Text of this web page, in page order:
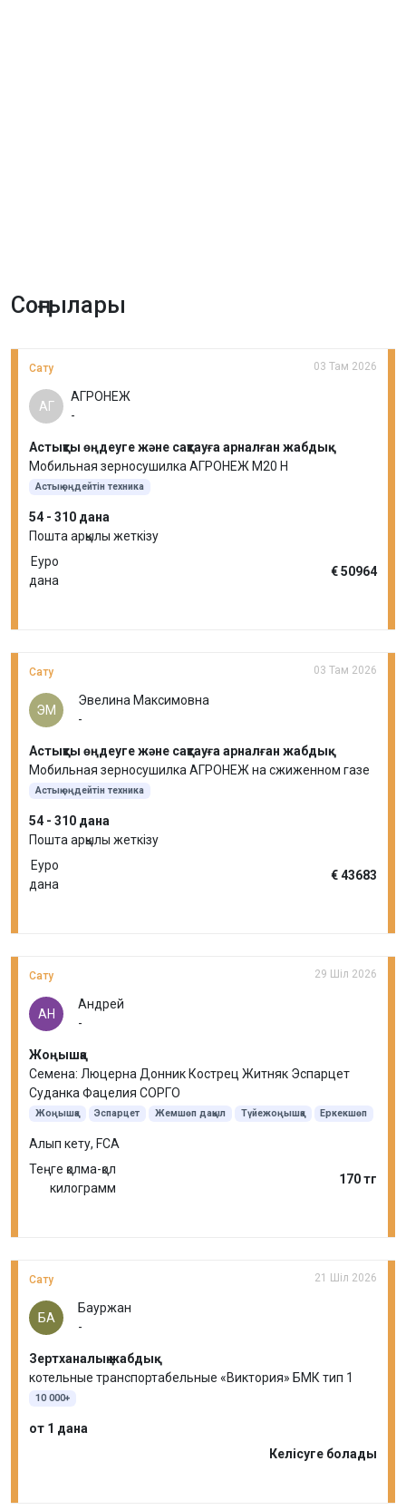
Соңғылары
Сату 03 Там 2026
АГ
АГРОНЕЖ
-
Астықты өңдеуге және сақтауға арналған жабдық
Мобильная зерносушилка АГРОНЕЖ М20 Н
Астық өңдейтін техника
54 - 310 дана
Пошта арқылы жеткізу
Еуро
дана
€ 50964
Сату 03 Там 2026
ЭМ
Эвелина Максимовна
-
Астықты өңдеуге және сақтауға арналған жабдық
Мобильная зерносушилка АГРОНЕЖ на сжиженном газе
Астық өңдейтін техника
54 - 310 дана
Пошта арқылы жеткізу
Еуро
дана
€ 43683
Сату 29 Шіл 2026
АН
Андрей
-
Жоңышқа
Семена: Люцерна Донник Кострец Житняк Эспарцет
Суданка Фацелия СОРГО
Жоңышқа Эспарцет Жемшөп дақыл Түйежоңышқа
Еркекшөп
Алып кету, FCA
Теңге қолма-қол
килограмм
170 тг
Сату 21 Шіл 2026
БА
Бауржан
-
Зертханалық жабдық
котельные транспортабельные «Виктория» БМК тип 1
10 000+
от 1 дана
Келісуге болады